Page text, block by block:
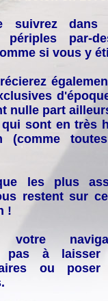
suivrez dans
périples par-
si vous y
nulle part
qui sont en très
(comme
les plus
restent sur
!
votre
pas à laisser
ou